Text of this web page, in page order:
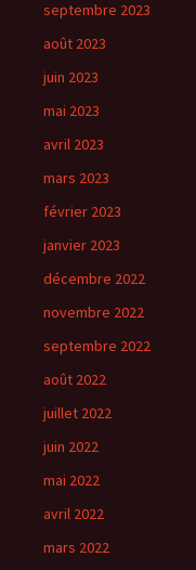
septembre 2023
août 2023
juin 2023
mai 2023
avril 2023
mars 2023
février 2023
janvier 2023
décembre 2022
novembre 2022
septembre 2022
août 2022
juillet 2022
juin 2022
mai 2022
avril 2022
mars 2022